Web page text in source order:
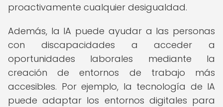
proactivamente cualquier desigualdad.
Además, la IA puede ayudar a las personas
con discapacidades a acceder a
oportunidades laborales mediante la
creación de entornos de trabajo más
accesibles. Por ejemplo, la tecnología de IA
puede adaptar los entornos digitales para